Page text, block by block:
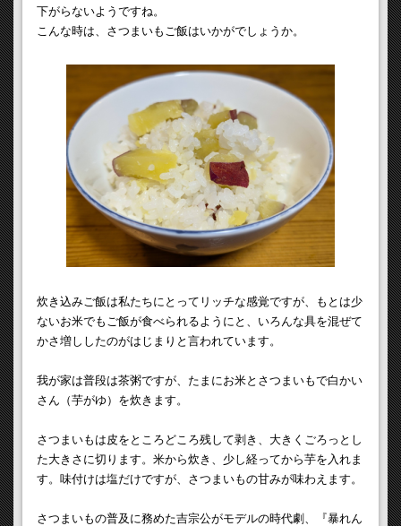
下がらないようですね。
こんな時は、さつまいもご飯はいかがでしょうか。
炊き込みご飯は私たちにとってリッチな感覚ですが、もとは少
ないお米でもご飯が食べられるようにと、いろんな具を混ぜて
かさ増ししたのがはじまりと言われています。
我が家は普段は茶粥ですが、たまにお米とさつまいもで白かい
さん（芋がゆ）を炊きます。
さつまいもは皮をところどころ残して剥き、大きくごろっとし
た大きさに切ります。米から炊き、少し経ってから芋を入れま
す。味付けは塩だけですが、さつまいもの甘みが味わえます。
さつまいもの普及に務めた吉宗公がモデルの時代劇、『暴れん